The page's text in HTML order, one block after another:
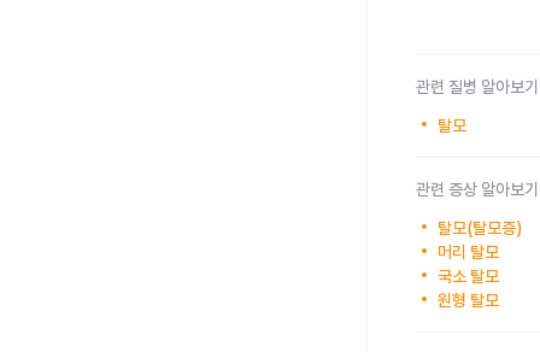
관련 질병 알아보기
탈모
관련 증상 알아보기
탈모(탈모증)
머리 탈모
국소 탈모
원형 탈모